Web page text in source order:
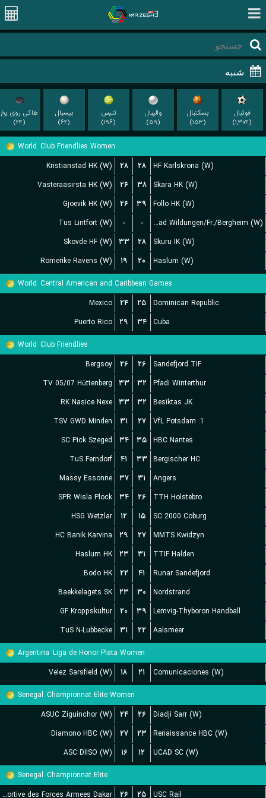
فوتبال
(۱,۳۰۴)
بسکتبال
(۱۵۳)
والیبال
(۵۹)
تنیس
(۱۹۶)
بیسبال
(۶۲)
هاکی روی یخ
(۲۴)
World Club Friendlies Women
Kristianstad HK (W)
۲۸ ۲۸
HF Karlskrona (W)
Vasteraasirsta HK (W)
۲۶ ۳۸
Skara HK (W)
Gjoevik HK (W)
۲۶ ۳۹
Follo HK (W)
Tus Lintfort (W)
- -
HSG Bad Wildungen/Fr./Bergheim (W)
Skovde HF (W)
۳۳ ۲۸
Skuru IK (W)
Romerike Ravens (W)
۱۹ ۲۰
Haslum (W)
World Central American and Caribbean Games
Mexico
۲۴ ۲۵
Dominican Republic
Puerto Rico
۲۹ ۳۴
Cuba
World Club Friendlies
Bergsoy
۲۶ ۲۶
Sandefjord TIF
TV 05/07 Hüttenberg
۳۳ ۳۲
Pfadi Winterthur
RK Nasice Nexe ۳۳ ۳۲
Besiktas JK
TSV GWD Minden
۳۱ ۲۷
1. VfL Potsdam
SC Pick Szeged
۳۴ ۳۵ HBC Nantes
TuS Ferndorf
۴۱ ۳۳ Bergischer HC
Massy Essonne
۳۷ ۳۱
Angers
SPR Wisla Plock
۳۴ ۲۶
TTH Holstebro
HSG Wetzlar
۱۲ ۱۵
SC 2000 Coburg
HC Banik Karvina
۲۹ ۲۷
MMTS Kwidzyn
Haslum HK
۲۳ ۳۱
TTIF Halden
Bodo HK
۲۲ ۴۱
Runar Sandefjord
Baekkelagets SK
۲۳ ۳۰
Nordstrand
GF Kroppskultur
۲۰ ۳۹
Lemvig-Thyboron Handball
TuS N-Lubbecke
۳۱ ۲۲
Aalsmeer
Argentina Liga de Honor Plata Women
Velez Sarsfield (W)
۱۸ ۲۱
Comunicaciones (W)
Senegal Championnat Elite Women
ASUC Ziguinchor (W)
۲۴ ۲۶
Diadji Sarr (W)
Diamono HBC (W)
۲۷ ۲۳
Renaissance HBC (W)
ASC DIISO (W)
۱۶ ۱۲
UCAD SC (W)
Senegal Championnat Elite
Association Sportive des Forces Armees Dakar
۲۶ ۲۵ USC Rail